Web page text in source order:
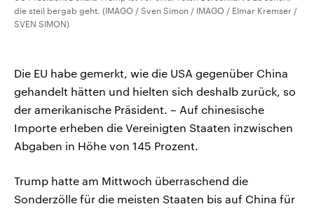
die steil bergab geht. (IMAGO / Sven Simon / IMAGO / Elmar Kremser /
SVEN SIMON)
Die EU habe gemerkt, wie die USA gegenüber China
gehandelt hätten und hielten sich deshalb zurück, so
der amerikanische Präsident. – Auf chinesische
Importe erheben die Vereinigten Staaten inzwischen
Abgaben in Höhe von 145 Prozent.
Trump hatte am Mittwoch überraschend die
Sonderzölle für die meisten Staaten bis auf China für